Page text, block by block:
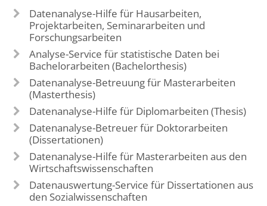
Datenanalyse-Hilfe für Hausarbeiten,
Projektarbeiten, Seminararbeiten und
Forschungsarbeiten
Analyse-Service für statistische Daten bei
Bachelorarbeiten (Bachelorthesis)
Datenanalyse-Betreuung für Masterarbeiten
(Masterthesis)
Datenanalyse-Hilfe für Diplomarbeiten (Thesis)
Datenanalyse-Betreuer für Doktorarbeiten
(Dissertationen)
Datenanalyse-Hilfe für Masterarbeiten aus den
Wirtschaftswissenschaften
Datenauswertung-Service für Dissertationen aus
den Sozialwissenschaften